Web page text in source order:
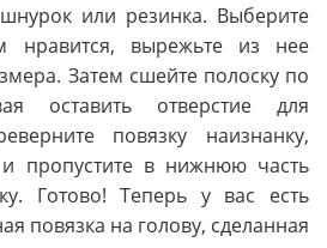
или резинка. Выберите
нравится, вырежьте из нее
Затем сшейте полоску по
оставить отверстие для
повязку наизнанку,
и пропустите в нижнюю часть
Готово! Теперь у вас есть
повязка на голову, сделанная